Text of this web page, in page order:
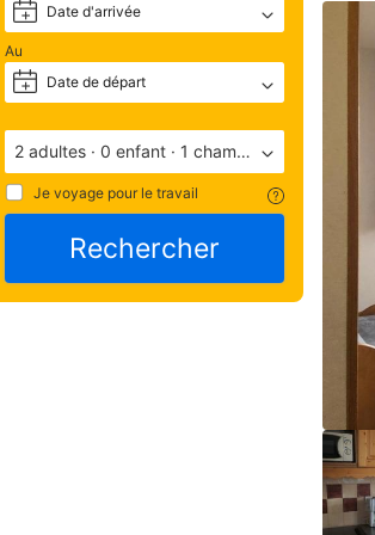
+ Date d'arrivée
Au
+ Date de départ
2 adultes · 0 enfant · 1 chambre
Je voyage pour le travail
Rechercher
de
sur